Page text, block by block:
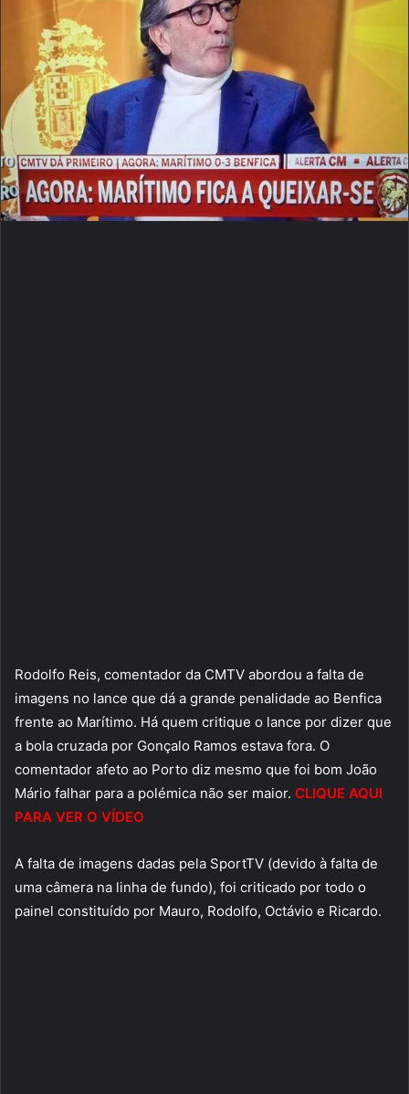
Rodolfo Reis, comentador da CMTV abordou a falta de
imagens no lance que dá a grande penalidade ao Benfica
frente ao Marítimo. Há quem critique o lance por dizer que
a bola cruzada por Gonçalo Ramos estava fora. O
comentador afeto ao Porto diz mesmo que foi bom João
Mário falhar para a polémica não ser maior. CLIQUE AQUI
PARA VER O VÍDEO
A falta de imagens dadas pela SportTV (devido à falta de
uma câmera na linha de fundo), foi criticado por todo o
painel constituído por Mauro, Rodolfo, Octávio e Ricardo.